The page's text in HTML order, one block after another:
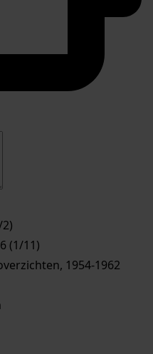
(1/11)
1954-1962